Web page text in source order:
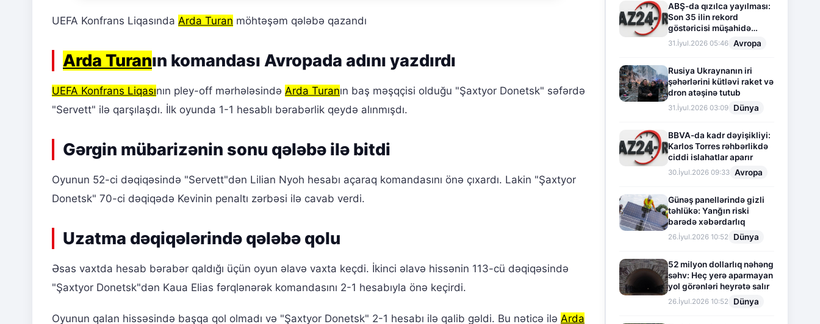
UEFA Konfrans Liqasında Arda Turan möhtəşəm qələbə qazandı
Arda Turanın komandası Avropada adını yazdırdı
UEFA Konfrans Liqasının pley-off mərhələsində Arda Turanın baş məşqçisi olduğu "Şaxtyor Donetsk" səfərdə
"Servett" ilə qarşılaşdı. İlk oyunda 1-1 hesablı bərabərlik qeydə alınmışdı.
Gərgin mübarizənin sonu qələbə ilə bitdi
Oyunun 52-ci dəqiqəsində "Servett"dən Lilian Nyoh hesabı açaraq komandasını önə çıxardı. Lakin "Şaxtyor
Donetsk" 70-ci dəqiqədə Kevinin penaltı zərbəsi ilə cavab verdi.
Uzatma dəqiqələrində qələbə qolu
Əsas vaxtda hesab bərabər qaldığı üçün oyun əlavə vaxta keçdi. İkinci əlavə hissənin 113-cü dəqiqəsində
"Şaxtyor Donetsk"dən Kaua Elias fərqlənərək komandasını 2-1 hesabıyla önə keçirdi.
Oyunun qalan hissəsində başqa qol olmadı və "Şaxtyor Donetsk" 2-1 hesabı ilə qalib gəldi. Bu nəticə ilə Arda
ABŞ-da qızılca yayılması:
Son 35 ilin rekord
göstəricisi müşahidə
olunur
31.İyul.2026 05:46 Avropa
Rusiya Ukraynanın iri
şəhərlərini kütləvi raket və
dron atəşinə tutub
31.İyul.2026 03:09 Dünya
BBVA-da kadr dəyişikliyi:
Karlos Torres rəhbərlikdə
ciddi islahatlar aparır
30.İyul.2026 09:33 Avropa
Günəş panellərində gizli
təhlükə: Yanğın riski
barədə xəbərdarlıq
26.İyul.2026 10:52 Dünya
52 milyon dollarlıq nəhəng
səhv: Heç yerə aparmayan
yol görənləri heyrətə salır
26.İyul.2026 10:52 Dünya